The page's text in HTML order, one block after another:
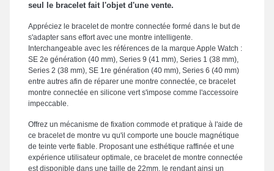
seul le bracelet fait l'objet d'une vente.
Appréciez le bracelet de montre connectée formé dans le but de
s'adapter sans effort avec une montre intelligente.
Interchangeable avec les références de la marque Apple Watch :
SE 2e génération (40 mm), Series 9 (41 mm), Series 1 (38 mm),
Series 2 (38 mm), SE 1re génération (40 mm), Series 6 (40 mm)
entre autres afin de réparer une montre connectée, ce bracelet
montre connectée en silicone vert s'impose comme l'accessoire
impeccable.
Offrez un mécanisme de fixation commode et pratique à l'aide de
ce bracelet de montre vu qu'il comporte une boucle magnétique
de teinte verte fiable. Proposant une esthétique raffinée et une
expérience utilisateur optimale, ce bracelet de montre connectée
est disponible dans une taille de 22mm, le rendant ainsi un